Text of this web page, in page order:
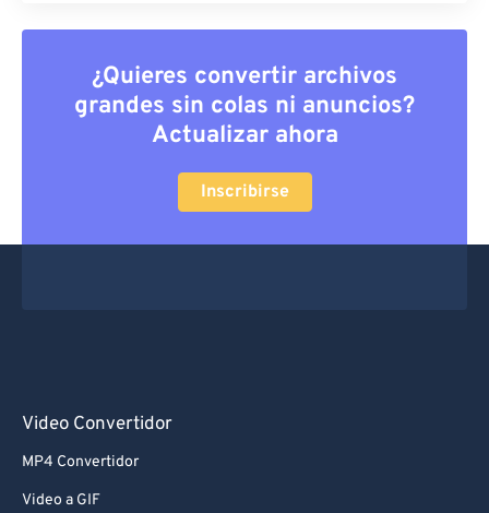
¿Quieres convertir archivos
grandes sin colas ni anuncios?
Actualizar ahora
Inscribirse
Video Convertidor
MP4 Convertidor
Video a GIF